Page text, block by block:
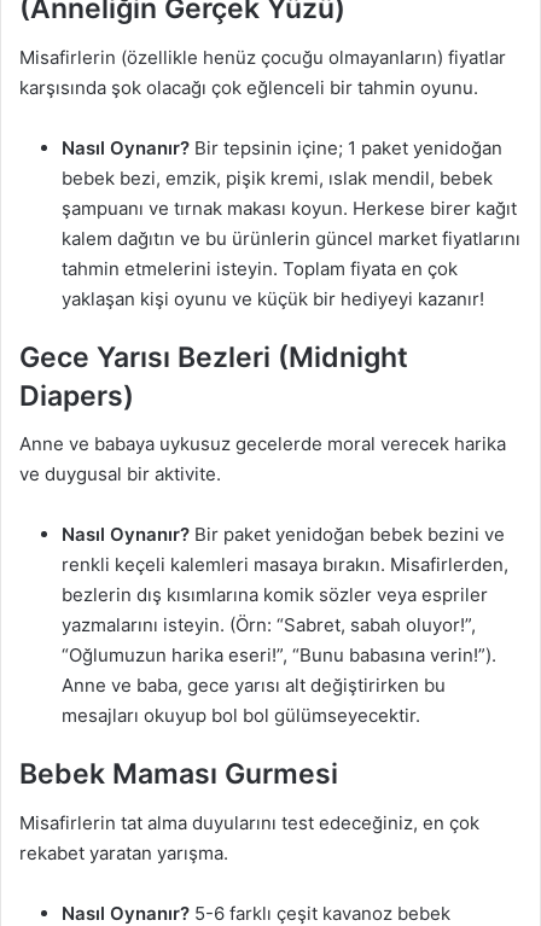
(Anneliğin Gerçek Yüzü)
Misafirlerin (özellikle henüz çocuğu olmayanların) fiyatlar
karşısında şok olacağı çok eğlenceli bir tahmin oyunu.
Nasıl Oynanır? Bir tepsinin içine; 1 paket yenidoğan
bebek bezi, emzik, pişik kremi, ıslak mendil, bebek
şampuanı ve tırnak makası koyun. Herkese birer kağıt
kalem dağıtın ve bu ürünlerin güncel market fiyatlarını
tahmin etmelerini isteyin. Toplam fiyata en çok
yaklaşan kişi oyunu ve küçük bir hediyeyi kazanır!
Gece Yarısı Bezleri (Midnight
Diapers)
Anne ve babaya uykusuz gecelerde moral verecek harika
ve duygusal bir aktivite.
Nasıl Oynanır? Bir paket yenidoğan bebek bezini ve
renkli keçeli kalemleri masaya bırakın. Misafirlerden,
bezlerin dış kısımlarına komik sözler veya espriler
yazmalarını isteyin. (Örn: “Sabret, sabah oluyor!”,
“Oğlumuzun harika eseri!”, “Bunu babasına verin!”).
Anne ve baba, gece yarısı alt değiştirirken bu
mesajları okuyup bol bol gülümseyecektir.
Bebek Maması Gurmesi
Misafirlerin tat alma duyularını test edeceğiniz, en çok
rekabet yaratan yarışma.
Nasıl Oynanır? 5-6 farklı çeşit kavanoz bebek